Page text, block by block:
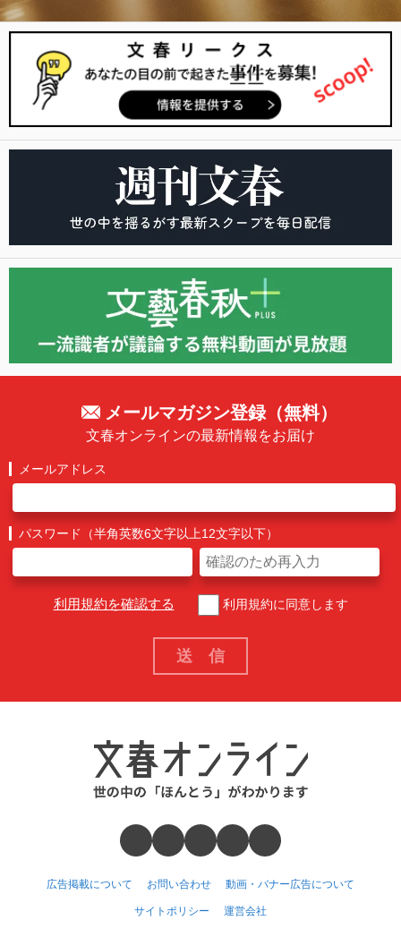
メールマガジン登録（無料）
文春オンラインの最新情報をお届け
メールアドレス
パスワード（半角英数6文字以上12文字以下）
利用規約を確認する 利用規約に同意します
広告掲載について お問い合わせ 動画・バナー広告について
サイトポリシー 運営会社